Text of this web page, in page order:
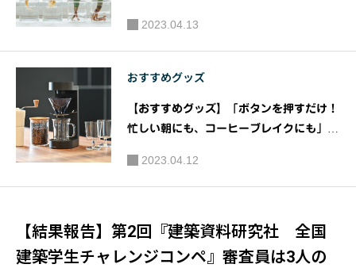
社団法人
全日本不
動産協
催：公益
社団法人
大阪府建
築士会
ン商品を新発売｜WOOTANG
2023.04.13
おすすめグッズ
【おすすめグッズ】「ボタンを押すだけ！
忙しい朝にも、コーヒーブレイクにも」2
レシピでドリップコーヒーを味わえる、H
ARIO「MUGEN Coffee Maker 」新登
2023.04.12
【結果報告】第2回『建築資料研究社 全国
建築学生チャレンジコンペ』審査員は3人の